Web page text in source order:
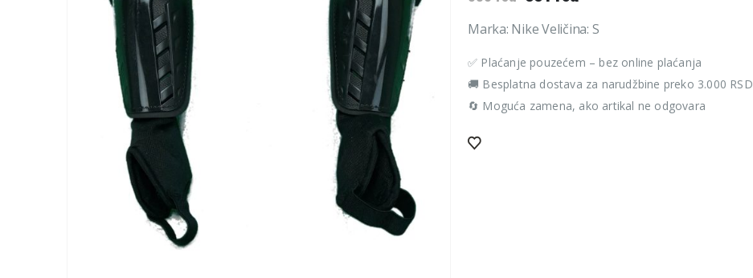
cena
je
890 rsd.
cena
je:
Marka: Nike Veličina: S
✅ Plaćanje pouzećem – bez online plaćanja
🚚 Besplatna dostava za narudžbine preko 3.000 RSD
🔄 Moguća zamena, ako artikal ne odgovara